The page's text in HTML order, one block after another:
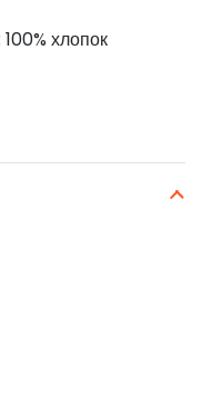
хлопок